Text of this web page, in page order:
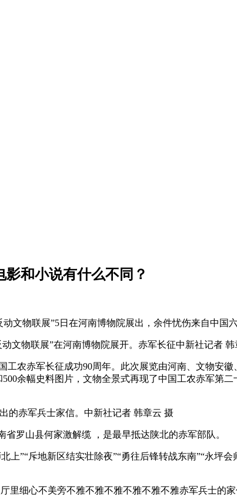
和小说有什么不同？
展”5日在河南博物院展出，余件忧伤来自中国六
动文物联展”在河南博物院展开 。赤军长征中新社记者
征成功90周年。此次展览由河南、文物安徽
余幅史料图片，文物全景式再现了中国工农赤军
的赤军兵士家信。中新社记者 韩章云 摄
山县何家激解缆 ，是最早抵达陕北的赤军部队。
地新区结实壮除夜”“勇往后锋转战东南”“永坪会师严格
细心不美旁不雅不雅不雅不雅不雅不雅赤军兵士的家信 